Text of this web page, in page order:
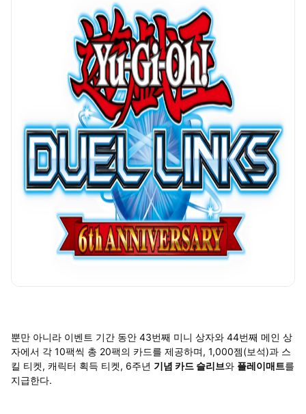
뿐만 아니라 이벤트 기간 동안 43번째 미니 상자와 44번째 메인 상
자에서 각 10팩씩 총 20팩의 카드를 제공하며, 1,000젬(보석)과 스
킬 티켓, 캐릭터 획득 티켓, 6주년 기념 카드 슬리브와 플레이매트를
지급한다.